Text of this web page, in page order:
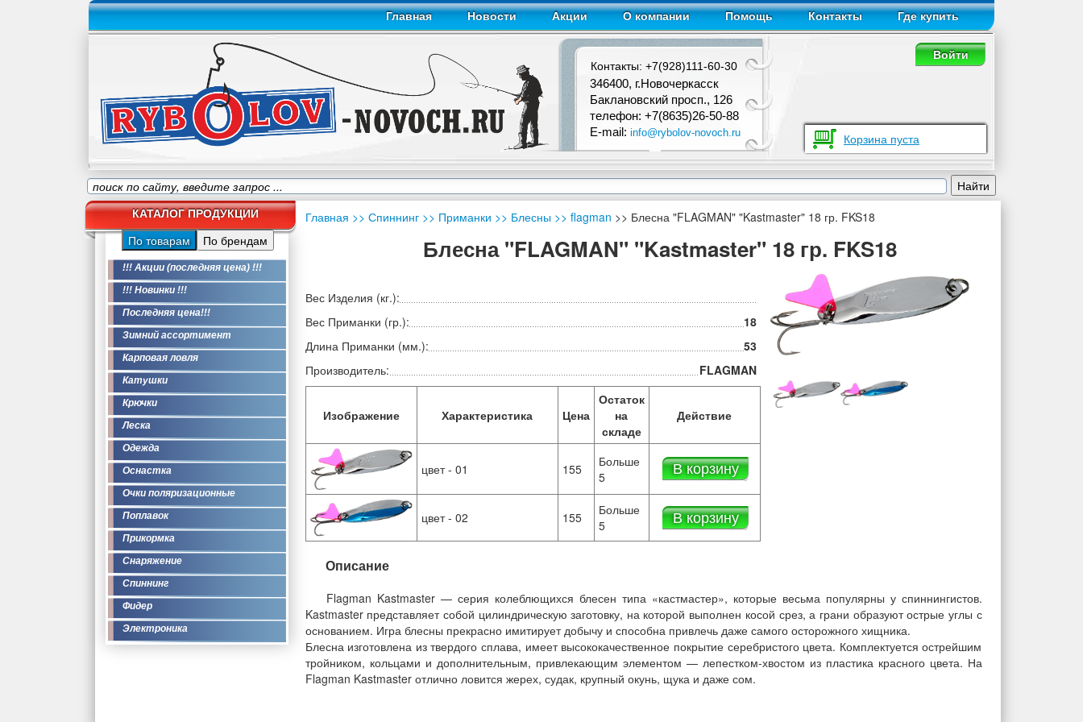
Главная Новости Акции О компании Помощь Контакты Где купить
Контакты: +7(928)111-60-30
346400, г.Новочеркасск
Баклановский просп., 126
телефон: +7(8635)26-50-88
E-mail: info@rybolov-novoch.ru
Войти
Корзина пуста
КАТАЛОГ ПРОДУКЦИИ
По товарам По брендам
!!! Акции (последняя цена) !!!
!!! Новинки !!!
Последняя цена!!!
Зимний ассортимент
Карповая ловля
Катушки
Крючки
Леска
Одежда
Оснастка
Очки поляризационные
Поплавок
Прикормка
Снаряжение
Спиннинг
Фидер
Электроника
Главная >> Спиннинг>> Приманки >> Блесны>> flagman >> Блесна "FLAGMAN" "Kastmaster" 18 гр. FKS18
Блесна "FLAGMAN" "Kastmaster" 18 гр. FKS18
Вес Изделия (кг.):
Вес Приманки (гр.):
18
Длина Приманки (мм.):
53
Производитель:
FLAGMAN
Изображение Характеристика Цена
Остаток
на
складе
Действие
цвет - 01 155
Больше
5
В корзину
цвет - 02 155
Больше
5
В корзину
Описание
Flagman Kastmaster — серия колеблющихся блесен типа «кастмастер», которые весьма популярны у спиннингистов.
Kastmaster представляет собой цилиндрическую заготовку, на которой выполнен косой срез, а грани образуют острые углы с
основанием. Игра блесны прекрасно имитирует добычу и способна привлечь даже самого осторожного хищника.
Блесна изготовлена из твердого сплава, имеет высококачественное покрытие серебристого цвета. Комплектуется острейшим
тройником, кольцами и дополнительным, привлекающим элементом — лепестком-хвостом из пластика красного цвета. На
Flagman Kastmaster отлично ловится жерех, судак, крупный окунь, щука и даже сом.